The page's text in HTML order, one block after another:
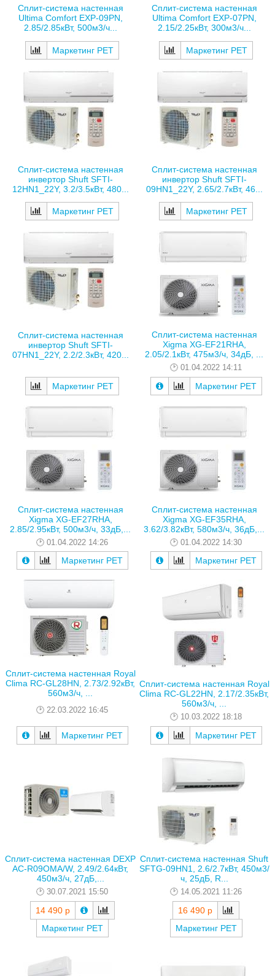
Сплит-система настенная
Ultima Comfort EXP-09PN,
2.85/2.85кВт, 500м3/ч...
Маркетинг РЕТ
Сплит-система настенная
Ultima Comfort EXP-07PN,
2.15/2.25кВт, 300м3/ч...
Маркетинг РЕТ
Сплит-система настенная
инвертор Shuft SFTI-
12HN1_22Y, 3.2/3.5кВт, 480...
Маркетинг РЕТ
Сплит-система настенная
инвертор Shuft SFTI-
09HN1_22Y, 2.65/2.7кВт, 46...
Маркетинг РЕТ
Сплит-система настенная
инвертор Shuft SFTI-
07HN1_22Y, 2.2/2.3кВт, 420...
Маркетинг РЕТ
Сплит-система настенная
Xigma XG-EF21RHA,
2.05/2.1кВт, 475м3/ч, 34дБ, ...
01.04.2022 14:11
Маркетинг РЕТ
Сплит-система настенная
Xigma XG-EF27RHA,
2.85/2.95кВт, 500м3/ч, 33дБ,...
01.04.2022 14:26
Маркетинг РЕТ
Сплит-система настенная
Xigma XG-EF35RHA,
3.62/3.82кВт, 580м3/ч, 36дБ,...
01.04.2022 14:30
Маркетинг РЕТ
Сплит-система настенная Royal
Clima RC-GL28HN, 2.73/2.92кВт,
560м3/ч, ...
22.03.2022 16:45
Маркетинг РЕТ
Сплит-система настенная Royal
Clima RC-GL22HN, 2.17/2.35кВт,
560м3/ч, ...
10.03.2022 18:18
Маркетинг РЕТ
Сплит-система настенная DEXP
AC-R09OMA/W, 2.49/2.64кВт,
450м3/ч, 27дБ,...
30.07.2021 15:50
14 490 р
Маркетинг РЕТ
Сплит-система настенная Shuft
SFTG-09HN1, 2.6/2.7кВт, 450м3/
ч, 25дБ, R...
14.05.2021 11:26
16 490 р
Маркетинг РЕТ